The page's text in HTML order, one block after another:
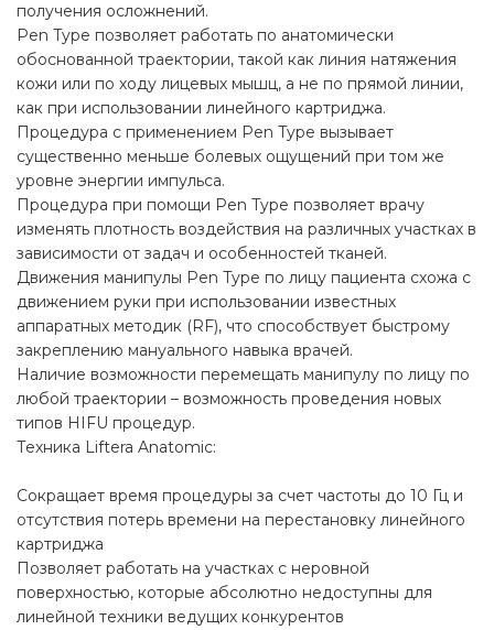
получения осложнений.
Pen Type позволяет работать по анатомически
обоснованной траектории, такой как линия натяжения
кожи или по ходу лицевых мышц, а не по прямой линии,
как при использовании линейного картриджа.
Процедура с применением Pen Type вызывает
существенно меньше болевых ощущений при том же
уровне энергии импульса.
Процедура при помощи Pen Type позволяет врачу
изменять плотность воздействия на различных участках в
зависимости от задач и особенностей тканей.
Движения манипулы Pen Type по лицу пациента схожа с
движением руки при использовании известных
аппаратных методик (RF), что способствует быстрому
закреплению мануального навыка врачей.
Наличие возможности перемещать манипулу по лицу по
любой траектории – возможность проведения новых
типов HIFU процедур.
Техника Liftera Anatоmic:
Сокращает время процедуры за счет частоты до 10 Гц и
отсутствия потерь времени на перестановку линейного
картриджа
Позволяет работать на участках с неровной
поверхностью, которые абсолютно недоступны для
линейной техники ведущих конкурентов